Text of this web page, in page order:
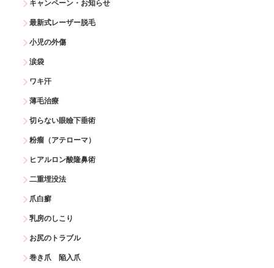
キャンペーン・お知らせ
最新式レーザー脱毛
小児の外傷
涙袋
ワキ汗
薄毛治療
切らない眼瞼下垂術
粉瘤（アテローマ）
ヒアルロン酸隆鼻術
二重埋没法
爪白癬
乳房のしこり
お尻のトラブル
巻き爪 陥入爪